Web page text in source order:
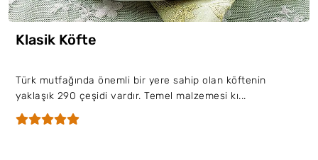
Klasik Köfte
Türk mutfağında önemli bir yere sahip olan köftenin
yaklaşık 290 çeşidi vardır. Temel malzemesi kı...